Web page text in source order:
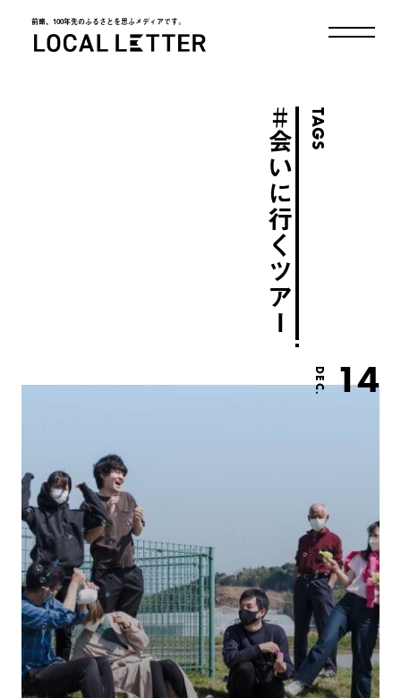
前略、100年先のふるさとを思ふメディアです。
TAGS
＃
会いに行くツアー
DEC. 14